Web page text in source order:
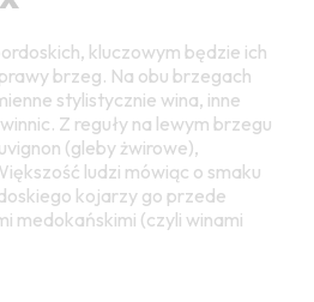
kluczowym będzie ich
brzeg. Na obu brzegach
stylistycznie wina, inne
Z reguły na lewym brzegu
(gleby żwirowe),
ludzi mówiąc o smaku
kojarzy go przede
medokańskimi (czyli winami